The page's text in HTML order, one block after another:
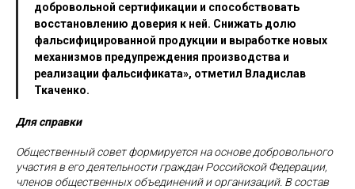
добровольной сертификации и способствовать
восстановлению доверия к ней. Снижать долю
фальсифицированной продукции и выработке новых
механизмов предупреждения производства и
реализации фальсификата», отметил Владислав
Ткаченко.
Для справки
Общественный совет формируется на основе добровольного
участия в его деятельности граждан Российской Федерации,
членов общественных объединений и организаций. В состав